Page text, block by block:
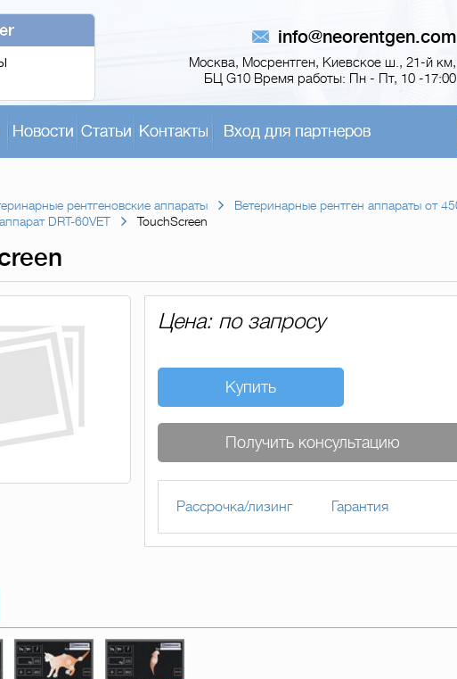
info@neorentgen.com
Москва, Мосрентген, Киевское ш., 21-й км,
БЦ G10 Время работы: Пн - Пт, 10 -17:00
Новости Статьи Контакты Вход для партнеров
рентгеновские аппараты Ветеринарные рентген аппараты от
DRT-60VET
TouchScreen
Цена: по запросу
Купить
Получить консультацию
Рассрочка/лизинг Гарантия